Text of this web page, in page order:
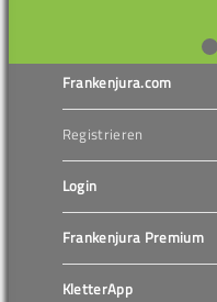
Frankenjura.com
Registrieren
Login
Frankenjura Premium
KletterApp